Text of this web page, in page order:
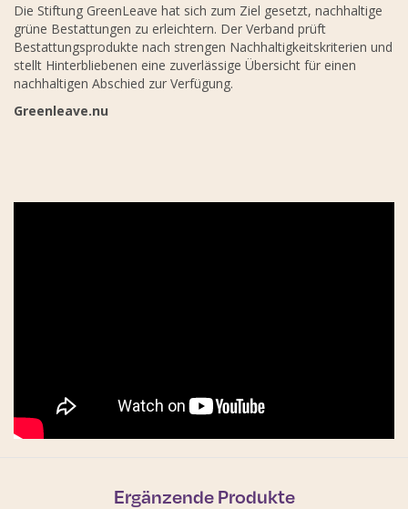
Die Stiftung GreenLeave hat sich zum Ziel gesetzt, nachhaltige
grüne Bestattungen zu erleichtern. Der Verband prüft
Bestattungsprodukte nach strengen Nachhaltigkeitskriterien und
stellt Hinterbliebenen eine zuverlässige Übersicht für einen
nachhaltigen Abschied zur Verfügung.
Greenleave.nu
Ergänzende Produkte